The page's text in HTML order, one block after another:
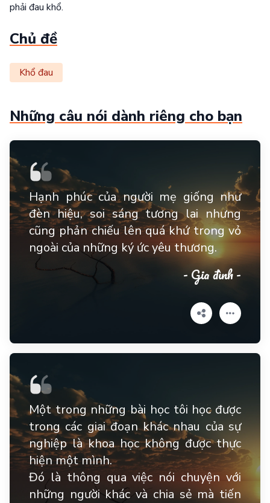
phải đau khổ.
Chủ đề
Khổ đau
Những câu nói dành riêng cho bạn
Hạnh phúc của người mẹ giống như
đèn hiệu, soi sáng tương lai nhưng
cũng phản chiếu lên quá khứ trong vỏ
ngoài của những ký ức yêu thương.
- Gia đình -
Một trong những bài học tôi học được
trong các giai đoạn khác nhau của sự
nghiệp là khoa học không được thực
hiện một mình.
Đó là thông qua việc nói chuyện với
những người khác và chia sẻ mà tiến